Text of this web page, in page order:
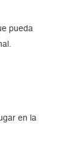
pueda
en la